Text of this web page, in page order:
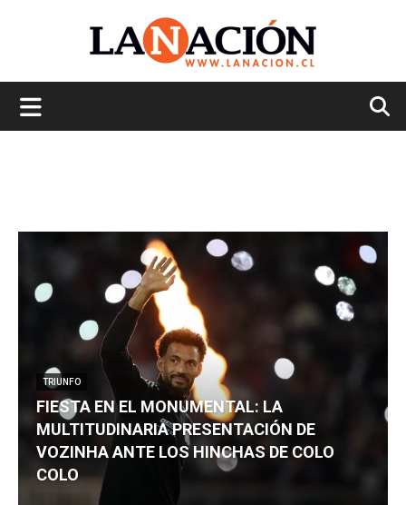
TRIUNFO
FIESTA EN EL MONUMENTAL: LA
MULTITUDINARIA PRESENTACIÓN DE
VOZINHA ANTE LOS HINCHAS DE COLO
COLO